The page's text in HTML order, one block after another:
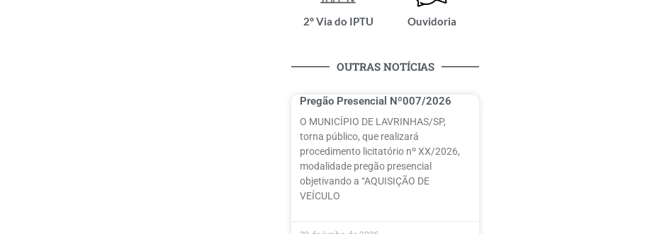
2° Via do IPTU Ouvidoria
OUTRAS NOTÍCIAS
Pregão Presencial Nº007/2026
O MUNICÍPIO DE LAVRINHAS/SP,
torna público, que realizará
procedimento licitatório nº XX/2026,
modalidade pregão presencial
objetivando a “AQUISIÇÃO DE
VEÍCULO